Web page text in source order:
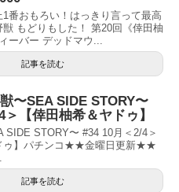
1番おもろい！はっきり言って最高
もどりもした！ 第20回《倖田柚
ーバー デッドマウ...
記事を読む
〜SEA SIDE STORY〜
【倖田柚希＆ヤドゥ】
SIDE STORY〜 #34 10月＜2/4＞
ゥ】パチンコ★★金曜日更新★★
記事を読む